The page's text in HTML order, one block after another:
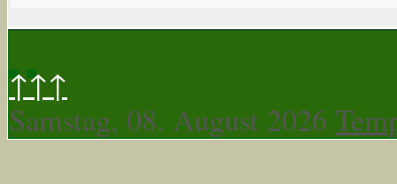
↑↑↑
Samstag, 08. August 2026